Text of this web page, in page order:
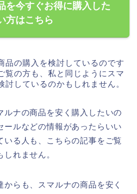
を今すぐお得に購入した
方はこちら
品の購入を検討しているのです
覧の方も、私と同じようにスマ
討しているのかもしれません。
ルナの商品を安く購入したいの
ールなどの情報があったらいい
いる人も、こちらの記事をご覧
れません。
からも、スマルナの商品を安く